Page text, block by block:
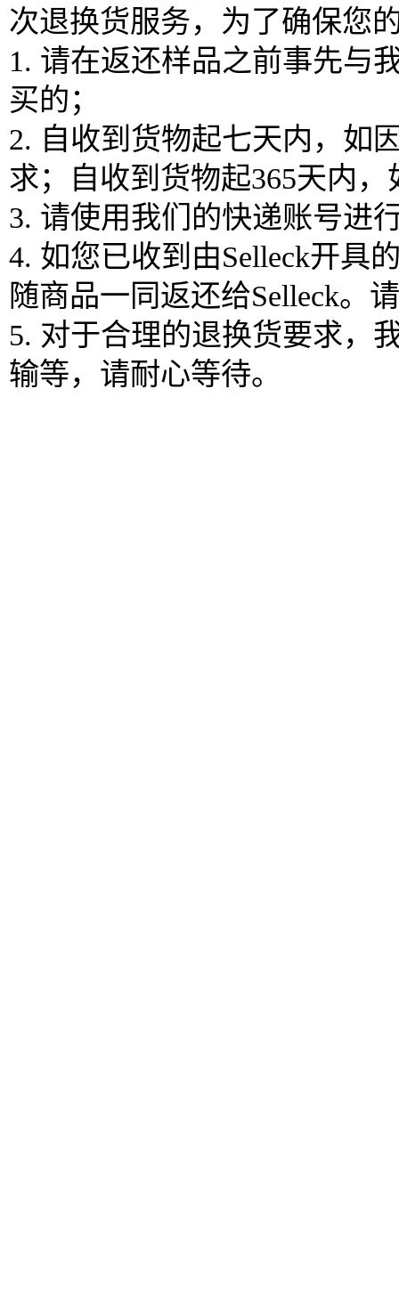
次退换货服务，为了确保您
1. 请在返还样品之前事先与
买的；
2. 自收到货物起七天内，如
求；自收到货物起365天内
3. 请使用我们的快递账号进
4. 如您已收到由Selleck开具
随商品一同返还给Selleck。
5. 对于合理的退换货要求，
输等，请耐心等待。